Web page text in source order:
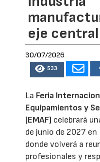
eje central
30/07/2026
533
La Feria
Equipamientos y
(EMAF) celebrará
de junio de 2027
donde volverá a
profesionales y